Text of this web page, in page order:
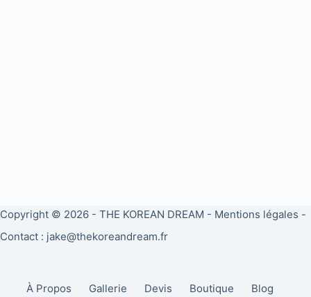
Copyright © 2026 - THE KOREAN DREAM - Mentions légales -
Contact : jake@thekoreandream.fr
À Propos Gallerie Devis Boutique Blog